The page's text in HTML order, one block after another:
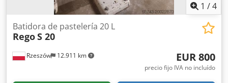
1 /4
Rzeszów 12.911 km
Batidora de pastelería 20 L
RegoS 20
EUR 800
precio fijo IVA no incluído